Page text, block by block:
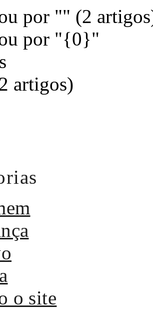
por "" (2
por "{0}"
artigos)
o site